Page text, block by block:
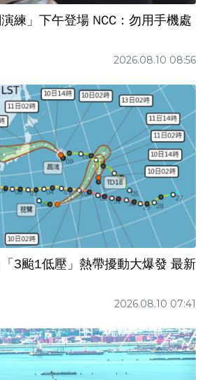
練」下午登場 NCC：勿用手機處
2026.08.10 08:56
3颱1低壓」熱帶擾動大爆發 最新
2026.08.10 07:41